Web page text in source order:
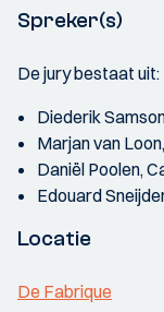
Spreker(s)
De jury bestaat uit:
Diederik
Marjan van
Daniël Poolen,
Edouard
Locatie
De Fabrique